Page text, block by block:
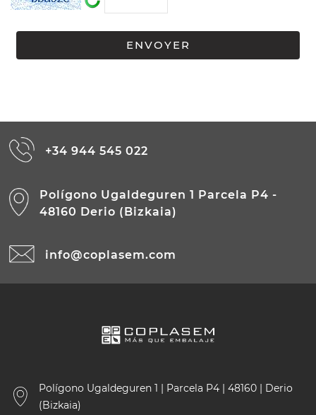
+34 944 545 022
Polígono Ugaldeguren 1 Parcela P4 -
48160 Derio (Bizkaia)
info@coplasem.com
Polígono Ugaldeguren 1 | Parcela P4 | 48160 | Derio
(Bizkaia)